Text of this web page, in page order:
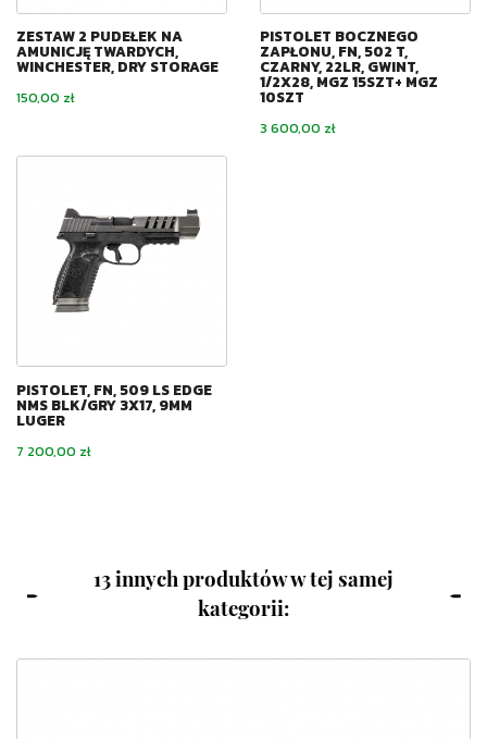
ZESTAW 2 PUDEŁEK NA
AMUNICJĘ TWARDYCH,
WINCHESTER, DRY STORAGE
Cena
150,00 zł
PISTOLET BOCZNEGO
ZAPŁONU, FN, 502 T,
CZARNY, 22LR, GWINT,
1/2X28, MGZ 15SZT+ MGZ
10SZT
Cena
3 600,00 zł
PISTOLET, FN, 509 LS EDGE
NMS BLK/GRY 3X17, 9MM
LUGER
Cena
7 200,00 zł
13 innych produktów w tej samej
kategorii: